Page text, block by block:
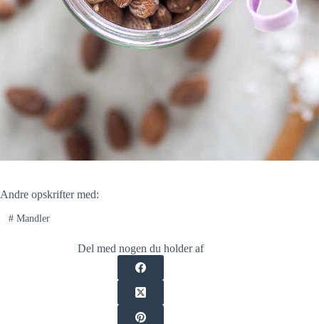
Andre opskrifter med:
#Mandler
Del med nogen du holder af